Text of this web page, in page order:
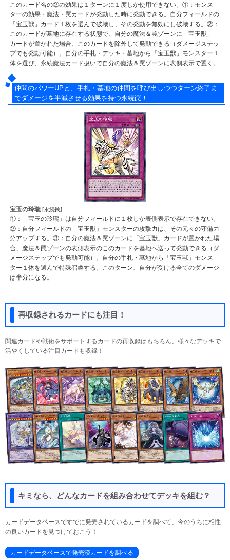
このカード名の②の効果は１ターンに１度しか使用できない。①：モンス
ターの効果・魔法・罠カードが発動した時に発動できる。自分フィールドの
「宝玉獣」カード１枚を選んで破壊し、その発動を無効にし破壊する。②：
このカードが墓地に存在する状態で、自分の魔法＆罠ゾーンに「宝玉獣」
カードが置かれた場合、このカードを除外して発動できる（ダメージステッ
プでも発動可能）。自分の手札・デッキ・墓地から「宝玉獣」モンスター１
体を選び、永続魔法カード扱いで自分の魔法＆罠ゾーンに表側表示で置く。
仲間のパワーUPと、手札・墓地の仲間を呼び出しつつターン終了ま
でダメージを半減させる効果を持つ永続罠！
宝玉の玲瓏 [永続罠]
①：「宝玉の玲瓏」は自分フィールドに１枚しか表側表示で存在できない。
②：自分フィールドの「宝玉獣」モンスターの攻撃力は、その元々の守備力
分アップする。③：自分の魔法＆罠ゾーンに「宝玉獣」カードが置かれた場
合、魔法＆罠ゾーンの表側表示のこのカードを墓地へ送って発動できる（ダ
メージステップでも発動可能）。自分の手札・墓地から「宝玉獣」モンス
ター１体を選んで特殊召喚する。このターン、自分が受ける全てのダメージ
は半分になる。
再収録されるカードにも注目！
関連カードや戦術をサポートするカードの再収録はもちろん、様々なデッキで
活やくしている注目カードも収録！
キミなら、どんなカードを組み合わせてデッキを組む？
カードデータベースですでに発売されているカードを調べて、今のうちに相性
の良いカードを見つけておこう！
カードデータベースで発売済カードを調べる